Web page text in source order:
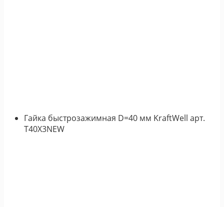
Гайка быстрозажимная D=40 мм KraftWell арт.
T40X3NEW